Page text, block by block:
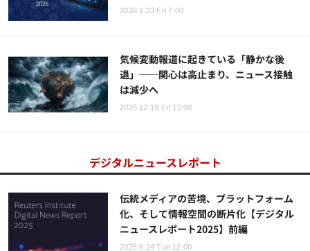
2026.1.23 Fri 7:00
気候変動報道に起きている「静かな後
退」──関心は高止まり、ニュース接触
は減少へ
2025.12.19 Fri 12:00
デジタルニュースレポート
伝統メディアの苦境、プラットフォーム
化、そして情報空間の断片化【デジタル
ニュースレポート2025】前編
2025.6.24 Tue 12:00